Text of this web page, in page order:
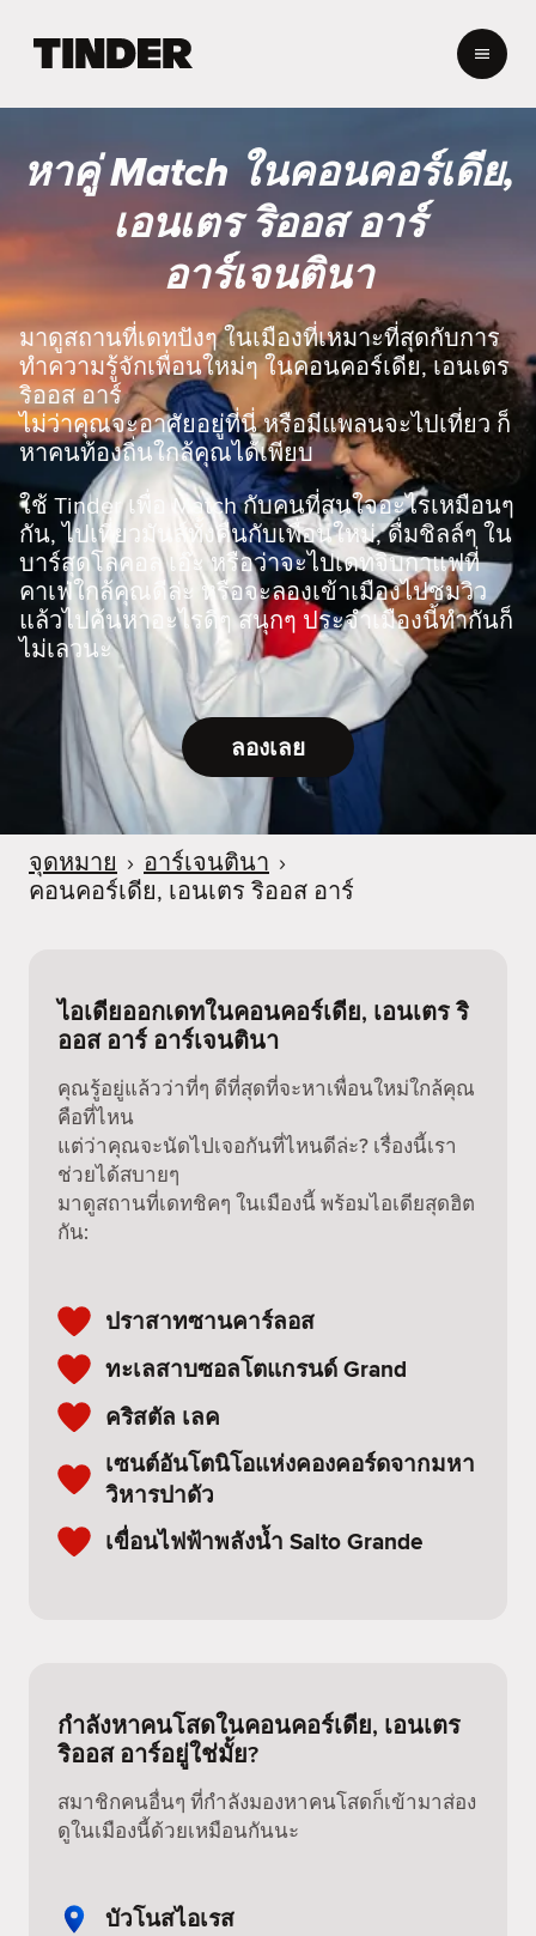
ก
i
d
r
หาคู่ Match ในคอนคอร์เดีย,
เอนเตร ริออส อาร์
อาร์เจนตินา
มาดูสถานที่เดทปังๆ ในเมืองที่เหมาะที่สุดกับการ
ทำความรู้จักเพื่อนใหม่ๆ ในคอนคอร์เดีย, เอนเตร
ริออส อาร์
ไม่ว่าคุณจะอาศัยอยู่ที่นี่ หรือมีแพลนจะไปเที่ยว ก็
หาคนท้องถิ่นใกล้คุณได้เพียบ
ใช้ Tinder เพื่อ Match กับคนที่สนใจอะไรเหมือนๆ
กัน, ไปเที่ยวมันส์ทั้งคืนกับเพื่อนใหม่, ดื่มชิลล์ๆ ใน
บาร์สุดโลคอล เอ๊ะ หรือว่าจะไปเดทจิบกาแฟที่
คาเฟ่ใกล้คุณดีล่ะ หรือจะลองเข้าเมืองไปชมวิว
แล้วไปค้นหาอะไรดีๆ สนุกๆ ประจำเมืองนี้ทำกันก็
ไม่เลวนะ
ลองเลย
จุดหมาย › อาร์เจนตินา ›
คอนคอร์เดีย, เอนเตร ริออส อาร์
ไอเดียออกเดทในคอนคอร์เดีย, เอนเตร ริ
ออส อาร์ อาร์เจนตินา
คุณรู้อยู่แล้วว่าที่ๆ ดีที่สุดที่จะหาเพื่อนใหม่ใกล้คุณ
คือที่ไหน
แต่ว่าคุณจะนัดไปเจอกันที่ไหนดีล่ะ? เรื่องนี้เรา
ช่วยได้สบายๆ
มาดูสถานที่เดทชิคๆ ในเมืองนี้ พร้อมไอเดียสุดฮิต
กัน:
ปราสาทซานคาร์ลอส
ทะเลสาบซอลโตแกรนด์ Grand
คริสตัล เลค
เซนต์อันโตนิโอแห่งคองคอร์ดจากมหา
วิหารปาดัว
เขื่อนไฟฟ้าพลังน้ำ Salto Grande
กำลังหาคนโสดในคอนคอร์เดีย, เอนเตร
ริออส อาร์อยู่ใช่มั้ย?
สมาชิกคนอื่นๆ ที่กำลังมองหาคนโสดก็เข้ามาส่อง
ดูในเมืองนี้ด้วยเหมือนกันนะ
บัวโนสไอเรส